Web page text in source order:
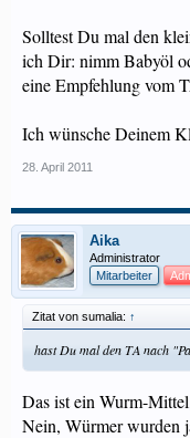
Solltest Du mal den
ich Dir: nimm Babyöl
eine Empfehlung vom
Ich wünsche Deinem
28. April 2011
Aika
Administrator
Mitarbeiter
Zitat von sumalia: ↑
hast Du mal den TA nach
Das ist ein Wurm-
Nein, Würmer wurden